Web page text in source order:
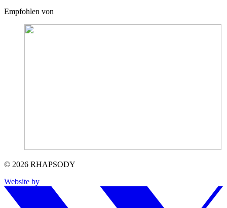
Empfohlen von
© 2026 RHAPSODY
Website by